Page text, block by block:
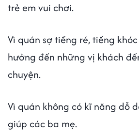
trẻ em vui chơi.
Vì quán sợ tiếng ré, tiếng
hưởng đến những vị khách
chuyện.
Vì quán không có kĩ năng dỗ
giúp các ba mẹ.